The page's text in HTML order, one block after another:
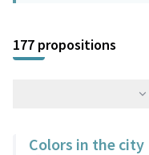
177 propositions
Colors in the city